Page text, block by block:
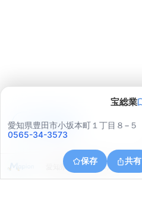
宝総業
愛知県豊田市小坂本町１丁目８−５
0565-34-3573
保存 共有
愛知県豊田市野見町１２丁目
アプリで見る